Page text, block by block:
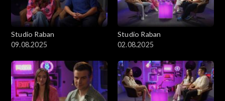
Studio Raban
09.08.2025
Studio Raban
02.08.2025